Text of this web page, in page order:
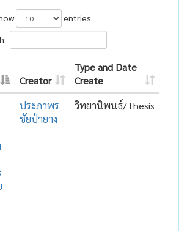
entries
Creator
Type and Date
Create
ประภาพร
ชัยป่ายาง
วิทยานิพนธ์/Thesis